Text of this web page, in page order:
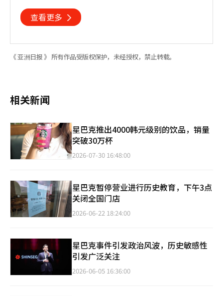
查看更多
《 亚洲日报 》 所有作品受版权保护，未经授权，禁止转载。
相关新闻
星巴克推出4000韩元级别的饮品，销量
突破30万杯
2026-07-30 16:48:00
星巴克暂停营业进行历史教育，下午3点
关闭全国门店
2026-06-22 18:24:00
星巴克事件引发政治风波，历史敏感性
引发广泛关注
2026-06-05 16:36:00